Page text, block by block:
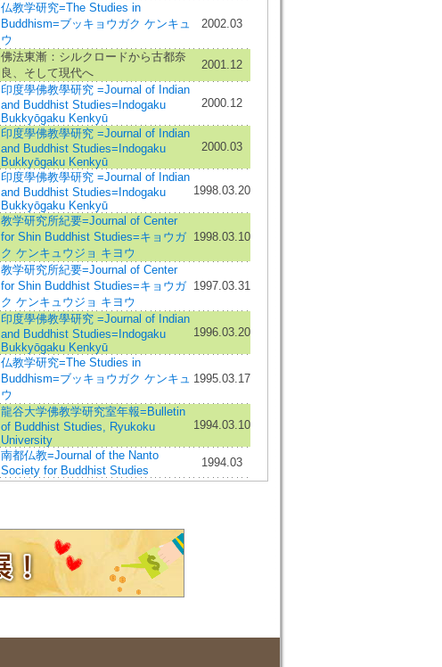
仏教学研究=The Studies in
Buddhism=ブッキョウガク ケンキュ
ウ
2002.03
佛法東漸：シルクロードから古都奈
良、そして現代へ
2001.12
印度學佛教學研究 =Journal of Indian
and Buddhist Studies=Indogaku
Bukkyōgaku Kenkyū
2000.12
印度學佛教學研究 =Journal of Indian
and Buddhist Studies=Indogaku
Bukkyōgaku Kenkyū
2000.03
印度學佛教學研究 =Journal of Indian
and Buddhist Studies=Indogaku
Bukkyōgaku Kenkyū
1998.03.20
教学研究所紀要=Journal of Center
for Shin Buddhist Studies=キョウガ
ク ケンキュウジョ キヨウ
1998.03.10
教学研究所紀要=Journal of Center
for Shin Buddhist Studies=キョウガ
ク ケンキュウジョ キヨウ
1997.03.31
印度學佛教學研究 =Journal of Indian
and Buddhist Studies=Indogaku
Bukkyōgaku Kenkyū
1996.03.20
仏教学研究=The Studies in
Buddhism=ブッキョウガク ケンキュ
ウ
1995.03.17
龍谷大学佛教学研究室年報=Bulletin
of Buddhist Studies, Ryukoku
University
1994.03.10
南都仏教=Journal of the Nanto
Society for Buddhist Studies
1994.03